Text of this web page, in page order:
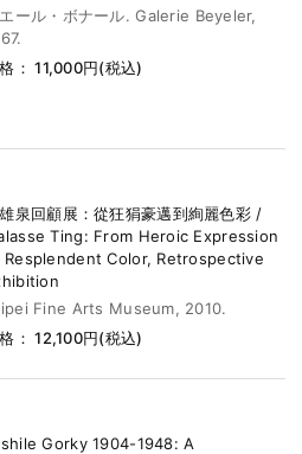
ール・ボナール. Galerie Beyeler,
： 11,000円(税込)
泉回顧展：從狂狷豪邁到絢麗色彩 /
Ting: From Heroic Expression
Color, Retrospective
Fine Arts Museum, 2010.
： 12,100円(税込)
Gorky 1904-1948: A